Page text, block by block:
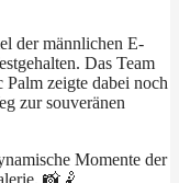
der männlichen E-
Das Team
zeigte dabei noch
zur souveränen
Momente der
📸🤾